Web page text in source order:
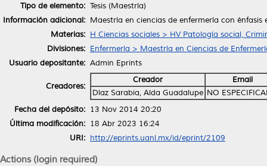
Tipo de elemento: Tesis (Maestría)
Información adicional: Maestría en ciencias de enfermería con
Materias: H Ciencias sociales > HV Patología social,
Divisiones: Enfermería > Maestría en Ciencias de
Usuario depositante: Admin Eprints
Creadores:
Creador
Email
Díaz Sarabia, Aída Guadalupe NO
Fecha del depósito: 13 Nov 2014 20:20
Última modificación: 18 Abr 2023 16:24
URI: http://eprints.uanl.mx/id/eprint/2109
Actions (login required)